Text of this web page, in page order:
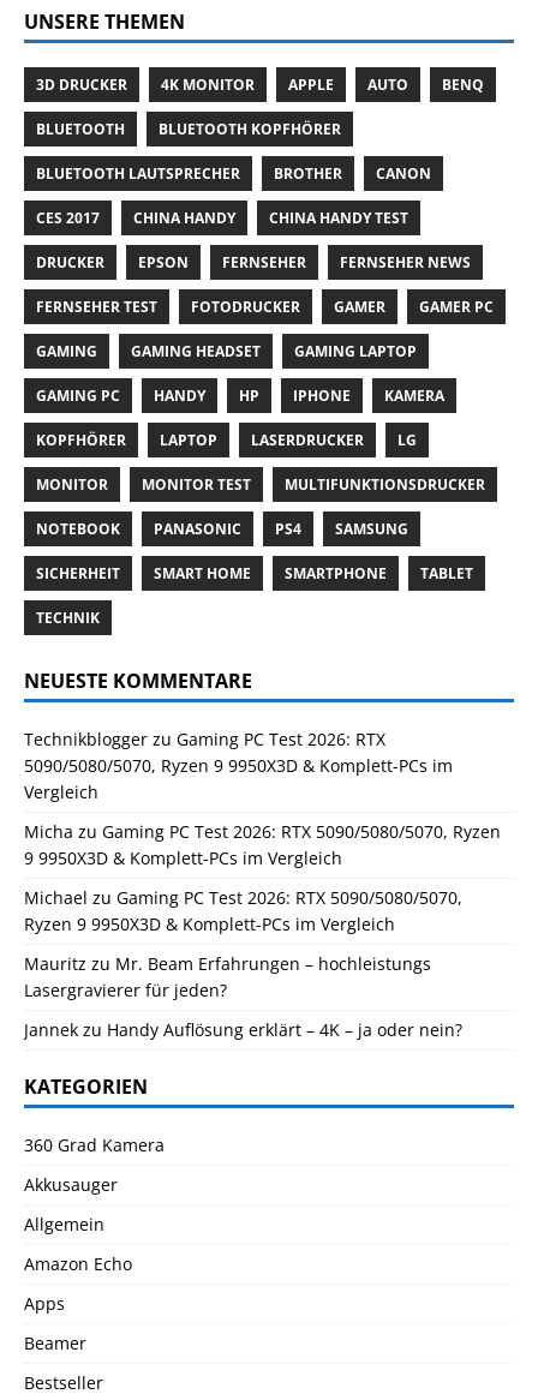
UNSERE THEMEN
3D DRUCKER 4K MONITOR APPLE AUTO BENQ
BLUETOOTH BLUETOOTH KOPFHÖRER
BLUETOOTH LAUTSPRECHER BROTHER CANON
CES 2017 CHINA HANDY CHINA HANDY TEST
DRUCKER EPSON FERNSEHER FERNSEHER NEWS
FERNSEHER TEST FOTODRUCKER GAMER GAMER PC
GAMING GAMING HEADSET GAMING LAPTOP
GAMING PC HANDY HP IPHONE KAMERA
KOPFHÖRER LAPTOP LASERDRUCKER LG
MONITOR MONITOR TEST MULTIFUNKTIONSDRUCKER
NOTEBOOK PANASONIC PS4 SAMSUNG
SICHERHEIT SMART HOME SMARTPHONE TABLET
TECHNIK
NEUESTE KOMMENTARE
Technikblogger zu Gaming PC Test 2026: RTX
5090/5080/5070, Ryzen 9 9950X3D & Komplett-PCs im
Vergleich
Micha zu Gaming PC Test 2026: RTX 5090/5080/5070, Ryzen
9 9950X3D & Komplett-PCs im Vergleich
Michael zu Gaming PC Test 2026: RTX 5090/5080/5070,
Ryzen 9 9950X3D & Komplett-PCs im Vergleich
Mauritz zu Mr. Beam Erfahrungen – hochleistungs
Lasergravierer für jeden?
Jannek zu Handy Auflösung erklärt – 4K – ja oder nein?
KATEGORIEN
360 Grad Kamera
Akkusauger
Allgemein
Amazon Echo
Apps
Beamer
Bestseller